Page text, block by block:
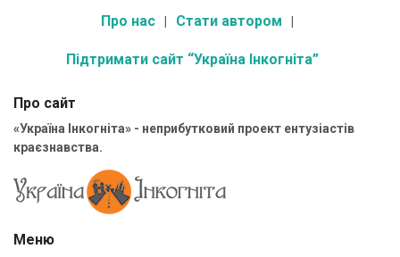
Про нас Стати автором
Підтримати сайт “Україна Інкогніта”
Про сайт
«Україна Інкогніта» - неприбутковий проект ентузіастів
краєзнавства.
Меню